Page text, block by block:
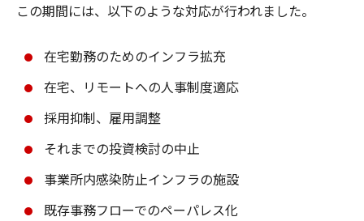
この期間には、以下のような対応が行われました。
在宅勤務のためのインフラ拡充
在宅、リモートへの人事制度適応
採用抑制、雇用調整
それまでの投資検討の中止
事業所内感染防止インフラの施設
既存事務フローでのペーパレス化